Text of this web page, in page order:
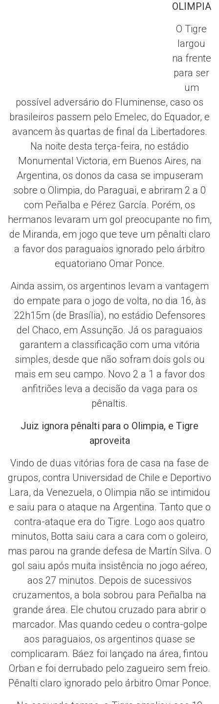
OLIMPIA
O Tigre
largou
na frente
para ser
um
possível adversário do Fluminense, caso os
brasileiros passem pelo Emelec, do Equador, e
avancem às quartas de final da Libertadores.
Na noite desta terça-feira, no estádio
Monumental Victoria, em Buenos Aires, na
Argentina, os donos da casa se impuseram
sobre o Olimpia, do Paraguai, e abriram 2 a 0
com Peñalba e Pérez García. Porém, os
hermanos levaram um gol preocupante no fim,
de Miranda, em jogo que teve um pênalti claro
a favor dos paraguaios ignorado pelo árbitro
equatoriano Omar Ponce.
Ainda assim, os argentinos levam a vantagem
do empate para o jogo de volta, no dia 16, às
22h15m (de Brasília), no estádio Defensores
del Chaco, em Assunção. Já os paraguaios
garantem a classificação com uma vitória
simples, desde que não sofram dois gols ou
mais em seu campo. Novo 2 a 1 a favor dos
anfitriões leva a decisão da vaga para os
pênaltis.
Juiz ignora pênalti para o Olimpia, e Tigre
aproveita
Vindo de duas vitórias fora de casa na fase de
grupos, contra Universidad de Chile e Deportivo
Lara, da Venezuela, o Olimpia não se intimidou
e saiu para o ataque na Argentina. Tanto que o
contra-ataque era do Tigre. Logo aos quatro
minutos, Botta saiu cara a cara com o goleiro,
mas parou na grande defesa de Martín Silva. O
gol saiu após muita insistência no jogo aéreo,
aos 27 minutos. Depois de sucessivos
cruzamentos, a bola sobrou para Peñalba na
grande área. Ele chutou cruzado para abrir o
marcador. Mas quando cedeu o contra-golpe
aos paraguaios, os argentinos quase se
complicaram. Báez foi lançado na área, fintou
Orban e foi derrubado pelo zagueiro sem freio.
Pênalti claro ignorado pelo árbitro Omar Ponce.